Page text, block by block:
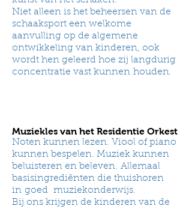
Niet alleen is het beheersen van de
schaaksport een welkome
aanvulling op de algemene
ontwikkeling van kinderen, ook
wordt hen geleerd hoe zij langdurig
concentratie vast kunnen houden.
Muziekles van het Residentie Orkest
Noten kunnen lezen. Viool of piano
kunnen bespelen. Muziek kunnen
beluisteren en beleven. Allemaal
basisingrediënten die thuishoren
in goed muziekonderwijs.
Bij ons krijgen de kinderen van de